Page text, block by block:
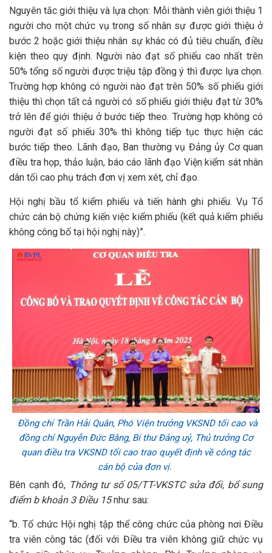
Nguyên tắc giới thiệu và lựa chọn: Mỗi thành viên giới thiệu 1
người cho một chức vụ trong số nhân sự được giới thiệu ở
bước 2 hoặc giới thiệu nhân sự khác có đủ tiêu chuẩn, điều
kiện theo quy định. Người nào đạt số phiếu cao nhất trên
50% tổng số người được triệu tập đồng ý thì được lựa chọn.
Trường hợp không có người nào đạt trên 50% số phiếu giới
thiệu thì chọn tất cả người có số phiếu giới thiệu đạt từ 30%
trở lên để giới thiệu ở bước tiếp theo. Trường hợp không có
người đạt số phiếu 30% thì không tiếp tục thực hiện các
bước tiếp theo. Lãnh đạo, Ban thường vụ Đảng ủy Cơ quan
điều tra họp, thảo luận, báo cáo lãnh đạo Viện kiểm sát nhân
dân tối cao phụ trách đơn vị xem xét, chỉ đạo.
Hội nghị bầu tổ kiểm phiếu và tiến hành ghi phiếu. Vụ Tổ
chức cán bộ chứng kiến việc kiểm phiếu (kết quả kiểm phiếu
không công bố tại hội nghị này)”.
Đồng chí Trần Hải Quân, Phó Viện trưởng VKSND tối cao và
đồng chí Nguyễn Đức Bằng, Bí thư Đảng uỷ, Thủ trưởng Cơ
quan điều tra VKSND tối cao trao quyết định về công tác
cán bộ của đơn vị.
Bên cạnh đó, Thông tư số 05/TT-VKSTC sửa đổi, bổ sung
điểm b khoản 3 Điều 15như sau:
“b. Tổ chức Hội nghị tập thể công chức của phòng nơi Điều
tra viên công tác (đối với Điều tra viên không giữ chức vụ